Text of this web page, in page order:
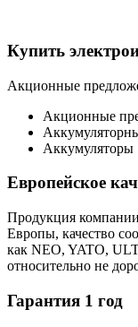
Купить
Акционные
Акционные
Аккумуляторы
Европейское
Продукция
Европы, качество
как NEO, YATO,
относительно не
Гарантия 1 год